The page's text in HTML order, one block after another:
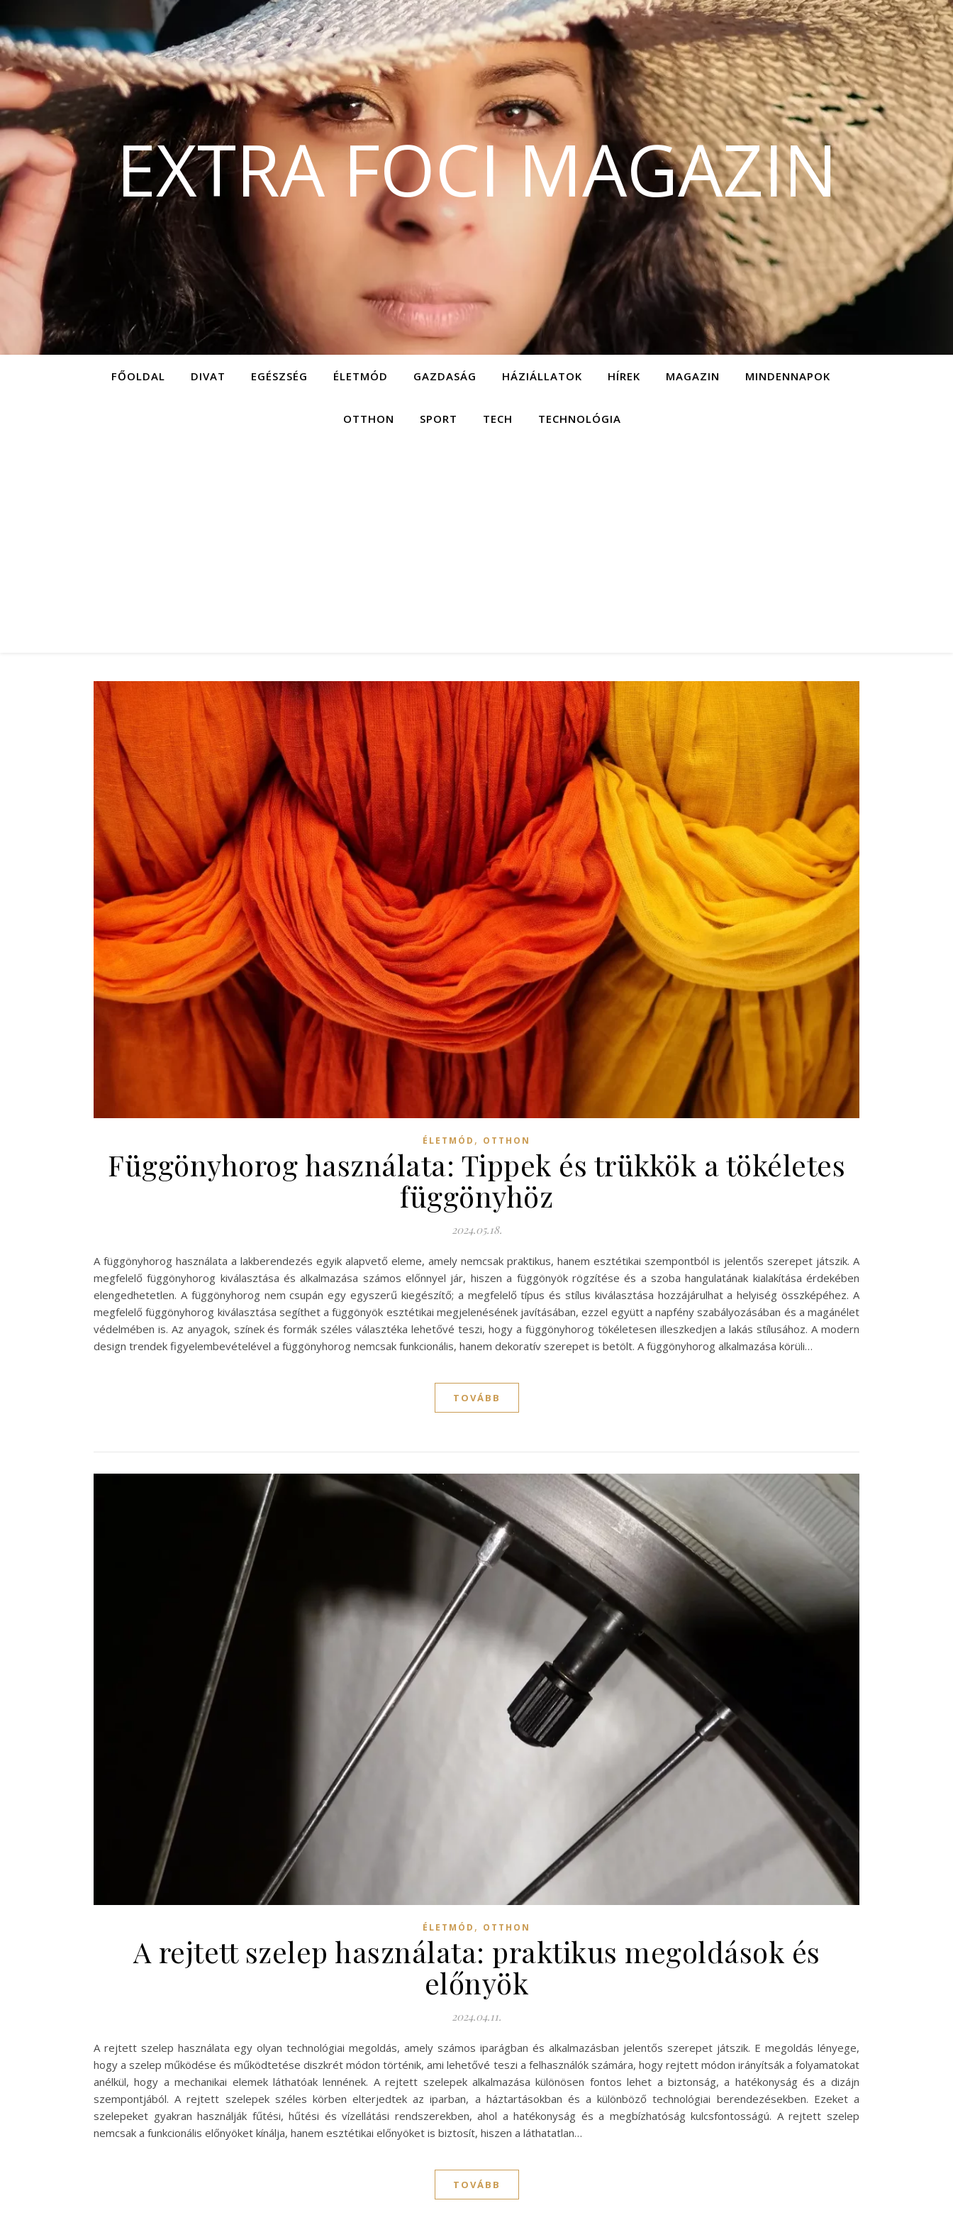
EXTRA FOCI MAGAZIN
FŐOLDAL DIVAT EGÉSZSÉG ÉLETMÓD GAZDASÁG HÁZIÁLLATOK HÍREK MAGAZIN MINDENNAPOK
OTTHON SPORT TECH TECHNOLÓGIA
ÉLETMÓD , OTTHON
Függönyhorog használata: Tippek és trükkök a tökéletes
függönyhöz
2024.05.18.
A függönyhorog használata a lakberendezés egyik alapvető eleme, amely nemcsak praktikus, hanem esztétikai szempontból is jelentős szerepet játszik. A
megfelelő függönyhorog kiválasztása és alkalmazása számos előnnyel jár, hiszen a függönyök rögzítése és a szoba hangulatának kialakítása érdekében
elengedhetetlen. A függönyhorog nem csupán egy egyszerű kiegészítő; a megfelelő típus és stílus kiválasztása hozzájárulhat a helyiség összképéhez. A
megfelelő függönyhorog kiválasztása segíthet a függönyök esztétikai megjelenésének javításában, ezzel együtt a napfény szabályozásában és a magánélet
védelmében is. Az anyagok, színek és formák széles választéka lehetővé teszi, hogy a függönyhorog tökéletesen illeszkedjen a lakás stílusához. A modern
design trendek figyelembevételével a függönyhorog nemcsak funkcionális, hanem dekoratív szerepet is betölt. A függönyhorog alkalmazása körüli…
TOVÁBB
ÉLETMÓD , OTTHON
A rejtett szelep használata: praktikus megoldások és
előnyök
2024.04.11.
A rejtett szelep használata egy olyan technológiai megoldás, amely számos iparágban és alkalmazásban jelentős szerepet játszik. E megoldás lényege,
hogy a szelep működése és működtetése diszkrét módon történik, ami lehetővé teszi a felhasználók számára, hogy rejtett módon irányítsák a folyamatokat
anélkül, hogy a mechanikai elemek láthatóak lennének. A rejtett szelepek alkalmazása különösen fontos lehet a biztonság, a hatékonyság és a dizájn
szempontjából. A rejtett szelepek széles körben elterjedtek az iparban, a háztartásokban és a különböző technológiai berendezésekben. Ezeket a
szelepeket gyakran használják fűtési, hűtési és vízellátási rendszerekben, ahol a hatékonyság és a megbízhatóság kulcsfontosságú. A rejtett szelep
nemcsak a funkcionális előnyöket kínálja, hanem esztétikai előnyöket is biztosít, hiszen a láthatatlan…
TOVÁBB